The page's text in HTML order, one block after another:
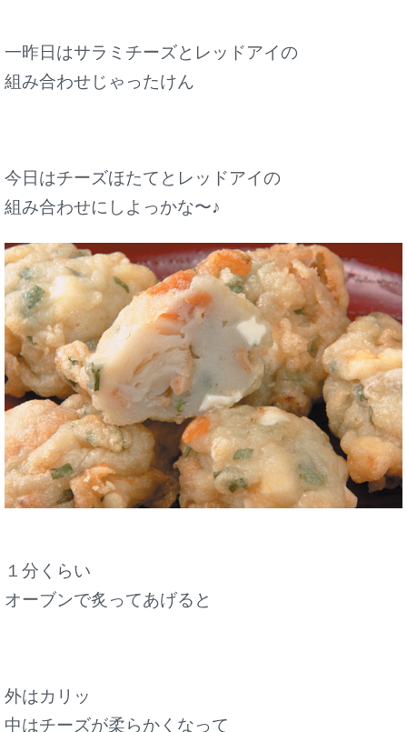
一昨日はサラミチーズとレッドアイの
組み合わせじゃったけん
今日はチーズほたてとレッドアイの
組み合わせにしよっかな〜♪
１分くらい
オーブンで炙ってあげると
外はカリッ
中はチーズが柔らかくなって